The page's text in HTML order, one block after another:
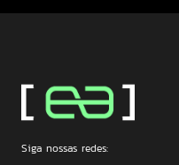
Siga nossas redes: